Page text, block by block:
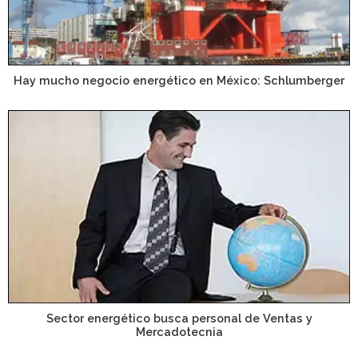
Hay mucho negocio energético en México: Schlumberger
Sector energético busca personal de Ventas y
Mercadotecnia